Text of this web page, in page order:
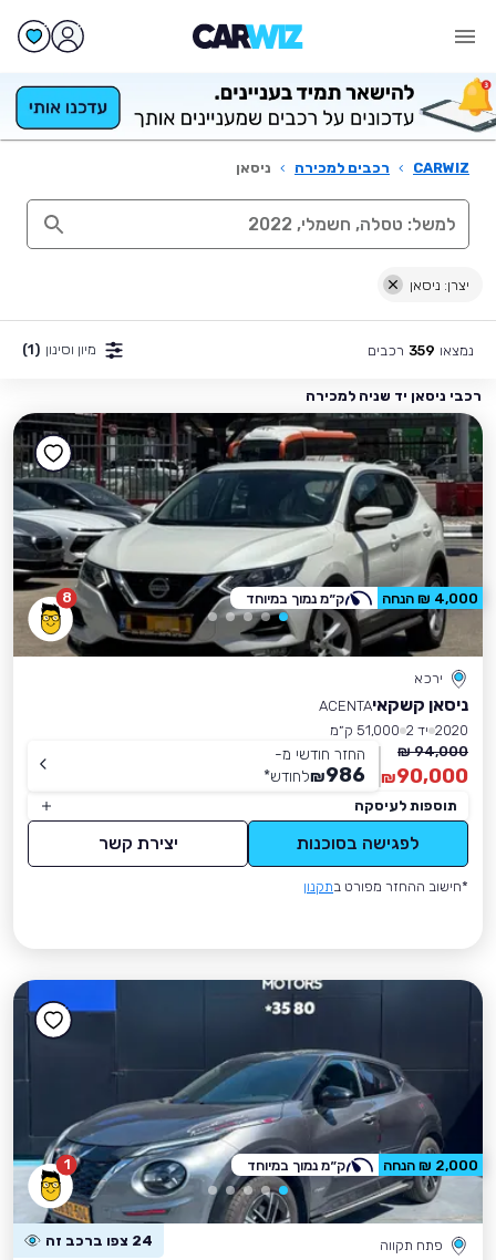
CARWIZ
› רכבים למכירה › ניסאן
יצרן: ניסאן
נמצאו 359 רכבים מיון וסינון (1)
רכבי ניסאן יד שניה למכירה
8
ירכא
ניסאן קשקאיACENTA
2020 יד 2
51,000 ק״מ
94,000 ₪
90,000
₪
החזר חודשי מ-
986
₪לחודש*
תוספות לעיסקה
לפגישה בסוכנות יצירת קשר
*חישוב ההחזר מפורט בתקנון
4,000 ₪ הנחה ק״מ נמוך במיוחד
1
פתח תקווה 24 צפו ברכב זה
2,000 ₪ הנחה ק״מ נמוך במיוחד